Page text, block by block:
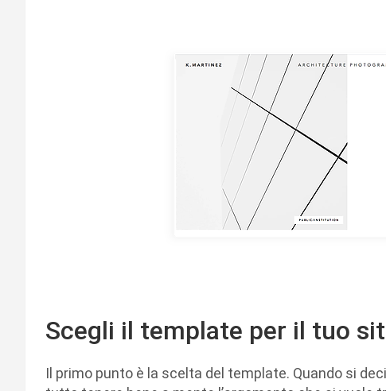
Scegli il template per il tuo
Il primo punto è la scelta del template. Quando si